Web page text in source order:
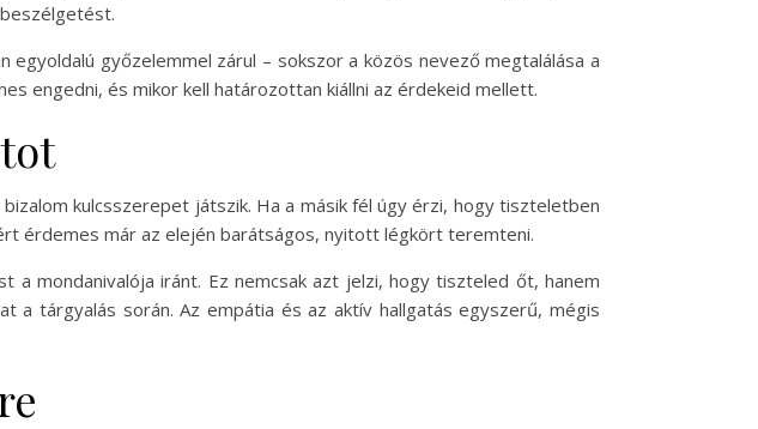
győzelemmel zárul – sokszor a közös nevező megtalálása a
engedni, és mikor kell határozottan kiállni az érdekeid mellett.
kulcsszerepet játszik. Ha a másik fél úgy érzi, hogy tiszteletben
érdemes már az elején barátságos, nyitott légkört teremteni.
mondanivalója iránt. Ez nemcsak azt jelzi, hogy tiszteled őt, hanem
a tárgyalás során. Az empátia és az aktív hallgatás egyszerű, mégis